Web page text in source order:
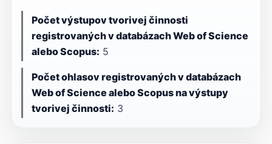
Počet výstupov tvorivej činnosti
registrovaných v databázach Web of Science
alebo Scopus: 5
Počet ohlasov registrovaných v databázach
Web of Science alebo Scopus na výstupy
tvorivej činnosti: 3